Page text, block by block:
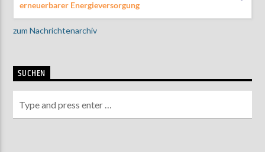
erneuerbarer Energieversorgung
zum Nachrichtenarchiv
SUCHEN